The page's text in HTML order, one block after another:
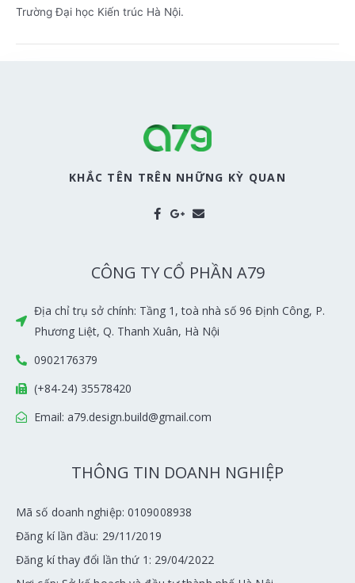
Trường Đại học Kiến trúc Hà Nội.
KHẮC TÊN TRÊN NHỮNG KỲ QUAN
CÔNG TY CỔ PHẦN A79
Địa chỉ trụ sở chính: Tầng 1, toà nhà số 96 Định Công, P.
Phương Liệt, Q. Thanh Xuân, Hà Nội
0902176379
(+84-24) 35578420
Email: a79.design.build@gmail.com
THÔNG TIN DOANH NGHIỆP
Mã số doanh nghiệp: 0109008938
Đăng kí lần đầu: 29/11/2019
Đăng kí thay đổi lần thứ 1: 29/04/2022